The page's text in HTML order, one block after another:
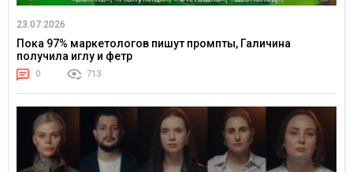
23.07.2026
Пока 97% маркетологов пишут промпты, Галичина
получила иглу и фетр
0 713